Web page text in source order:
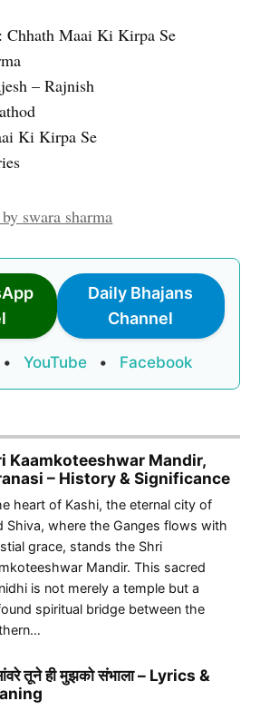
Chhath Maai Ki Kirpa Se
– Rajnish
Ki Kirpa Se
swara sharma
Daily Bhajans
Channel
• YouTube • Facebook
Kaamkoteeshwar Mandir,
– History & Significance
heart of Kashi, the eternal city of
Shiva, where the Ganges flows with
grace, stands the Shri
Mandir. This sacred
is not merely a temple but a
spiritual bridge between the
तूने ही मुझको संभाला – Lyrics &